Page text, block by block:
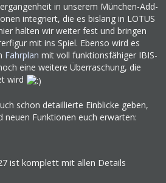
in unserem München-Add-
integriert, die es bislang in LOTUS
halten wir weiter fest und bringen
mit ins Spiel. Ebenso wird es
Fahrplan mit voll funktionsfähiger IBIS-
eine weitere Überraschung, die
wird
schon detaillierte Einblicke geben,
neuen Funktionen euch erwarten:
ist komplett mit allen Details